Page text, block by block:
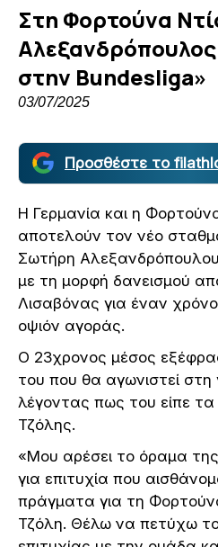
Στη Φορτούνα
στην Bundesliga»
03/07/2025
Προσθέστε το
Η Γερμανία και η
αποτελούν τον νέο
Σωτήρη
με τη μορφή δανεισμού
Λισαβόνας για έναν
οψιόν αγοράς.
Ο 23χρονος μέσος
του που θα αγωνιστεί στη
λέγοντας πως του είπε
Τζόλης.
«Μου αρέσει το όραμα
για επιτυχία που
πράγματα για τη
Τζόλη. Θέλω να πετύχω